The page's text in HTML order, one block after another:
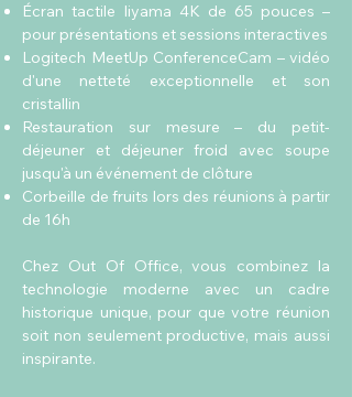
Écran tactile Iiyama 4K de 65 pouces –
pour présentations et sessions interactives
Logitech MeetUp ConferenceCam – vidéo
d'une netteté exceptionnelle et son
cristallin
Restauration sur mesure – du petit-
déjeuner et déjeuner froid avec soupe
jusqu'à un événement de clôture
Corbeille de fruits lors des réunions à partir
de 16h
Chez Out Of Office, vous combinez la
technologie moderne avec un cadre
historique unique, pour que votre réunion
soit non seulement productive, mais aussi
inspirante.